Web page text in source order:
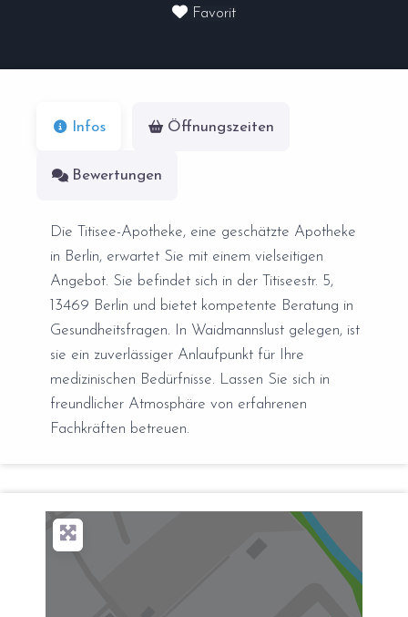
Favorit
Infos Öffnungszeiten
Bewertungen
Die Titisee-Apotheke, eine geschätzte Apotheke
in Berlin, erwartet Sie mit einem vielseitigen
Angebot. Sie befindet sich in der Titiseestr. 5,
13469 Berlin und bietet kompetente Beratung in
Gesundheitsfragen. In Waidmannslust gelegen, ist
sie ein zuverlässiger Anlaufpunkt für Ihre
medizinischen Bedürfnisse. Lassen Sie sich in
freundlicher Atmosphäre von erfahrenen
Fachkräften betreuen.